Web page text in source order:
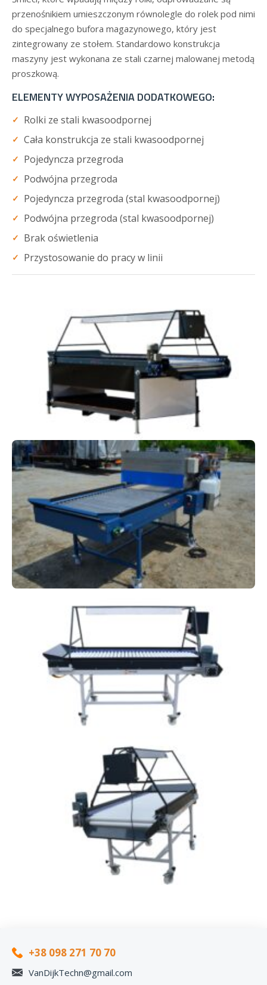
przenośnikiem umieszczonym równolegle do rolek pod nimi
do specjalnego bufora magazynowego, który jest
zintegrowany ze stołem. Standardowo konstrukcja
maszyny jest wykonana ze stali czarnej malowanej metodą
proszkową.
ELEMENTY WYPOSAŻENIA DODATKOWEGO:
Rolki ze stali kwasoodpornej
Cała konstrukcja ze stali kwasoodpornej
Pojedyncza przegroda
Podwójna przegroda
Pojedyncza przegroda (stal kwasoodpornej)
Podwójna przegroda (stal kwasoodpornej)
Brak oświetlenia
Przystosowanie do pracy w linii
+38 098 271 70 70
VanDijkTechn@gmail.com